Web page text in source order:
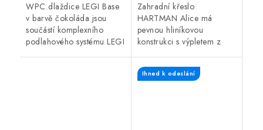
WPC dlaždice LEGI Base
v barvě čokoláda jsou
součástí komplexního
podlahového systému LEGI
Zahradní křeslo
HARTMAN Alice má
pevnou hliníkovou
konstrukci s výpletem z
vůči vodě i slunečnímu
záření a může být po celý
Ihned k odeslání